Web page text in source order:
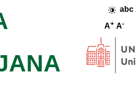
abc
A+ A-